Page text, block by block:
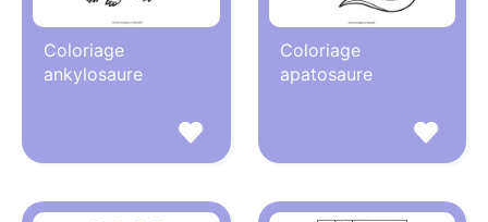
Coloriage
ankylosaure
Coloriage
apatosaure